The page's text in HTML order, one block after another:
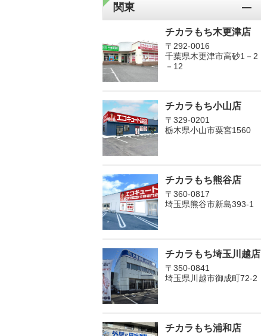
関東
チカラもち木更津店
〒292-0016
千葉県木更津市高砂1－2
－12
チカラもち小山店
〒329-0201
栃木県小山市粟宮1560
チカラもち熊谷店
〒360-0817
埼玉県熊谷市新島393-1
チカラもち埼玉川越店
〒350-0841
埼玉県川越市御成町72-2
チカラもち浦和店